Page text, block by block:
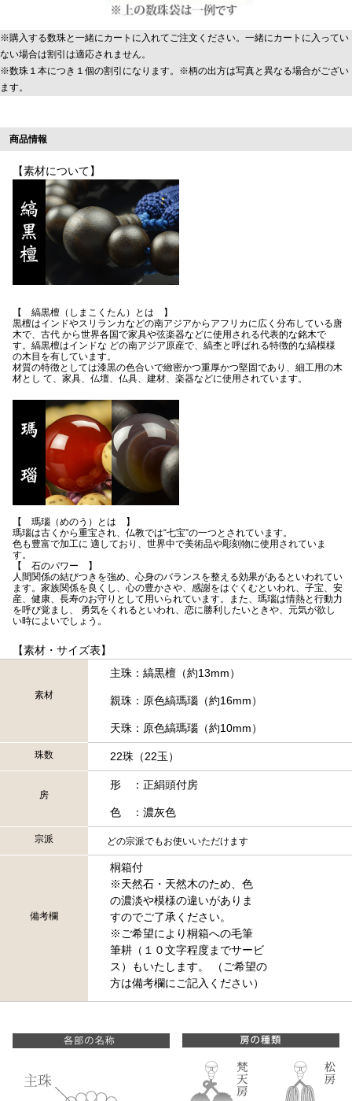
※購入する数珠と一緒にカートに入れてご注文ください。一緒にカートに入ってい
ない場合は割引は適応されません。
※数珠１本につき１個の割引になります。※柄の出方は写真と異なる場合がござい
ます。
商品情報
【素材について】
【 縞黒檀（しまこくたん）とは 】
黒檀はインドやスリランカなどの南アジアからアフリカに広く分布している唐
木で、古代 から世界各国で家具や弦楽器などに使用される代表的な銘木で
す。縞黒檀はインドな どの南アジア原産で、縞杢と呼ばれる特徴的な縞模様
の木目を有しています。
材質の特徴としては漆黒の色合いで緻密かつ重厚かつ堅固であり、細工用の木
材とし て、家具、仏壇、仏具、建材、楽器などに使用されています。
【 瑪瑙（めのう）とは 】
瑪瑙は古くから重宝され、仏教では“七宝”の一つとされています。
色も豊富で加工に 適しており、世界中で美術品や彫刻物に使用されていま
す。
【 石のパワー 】
人間関係の結びつきを強め、心身のバランスを整える効果があるといわれてい
ます。家族関係を良くし、心の豊かさや、感謝をはぐくむといわれ、子宝、安
産、健康、長寿のお守りとして用いられています。また、瑪瑙は情熱と行動力
を呼び覚まし、 勇気をくれるといわれ、恋に勝利したいときや、元気が欲し
い時によいでしょう。
【素材・サイズ表】
素材
主珠：縞黒檀（約13mm）
親珠：原色縞瑪瑙（約16mm）
天珠：原色縞瑪瑙（約10mm）
珠数 22珠（22玉）
房
形 ：正絹頭付房
色 ：濃灰色
宗派 どの宗派でもお使いいただけます
備考欄
桐箱付
※天然石・天然木のため、色
の濃淡や模様の違いがありま
すのでご了承ください。
※ご希望により桐箱への毛筆
筆耕（１０文字程度までサービ
ス）もいたします。 （ご希望の
方は備考欄にご記入ください）